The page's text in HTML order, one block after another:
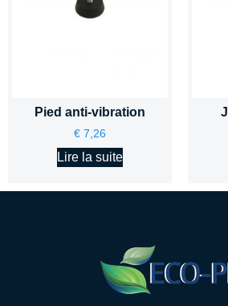
Pied anti-vibration
€ 7,26
Lire la suite